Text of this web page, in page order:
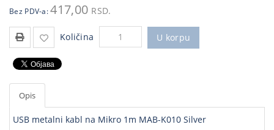
Bez PDV-a: 417,00 RSD.
Količina U korpu
Opis
USB metalni kabl na Mikro 1m MAB-K010 Silver